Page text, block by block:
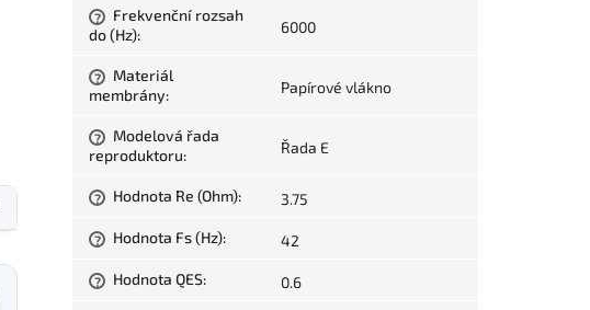
?
Frekvenční rozsah
do (Hz): 6000
?
Materiál
membrány: Papírové vlákno
?
Modelová řada
reproduktoru: Řada E
? Hodnota Re (Ohm): 3.75
? Hodnota Fs (Hz): 42
? Hodnota QES: 0.6